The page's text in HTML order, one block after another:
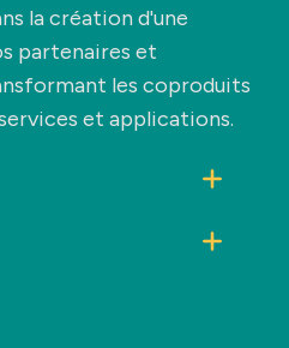
la création d'une
partenaires et
les coproduits
et applications.